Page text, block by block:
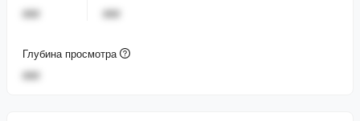
###
###
Глубина просмотра
###